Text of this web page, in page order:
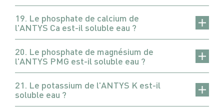
19. Le phosphate de calcium de
l'ANTYS Ca est-il soluble eau ?
20. Le phosphate de magnésium de
l'ANTYS PMG est-il soluble eau ?
21. Le potassium de l'ANTYS K est-il
soluble eau ?